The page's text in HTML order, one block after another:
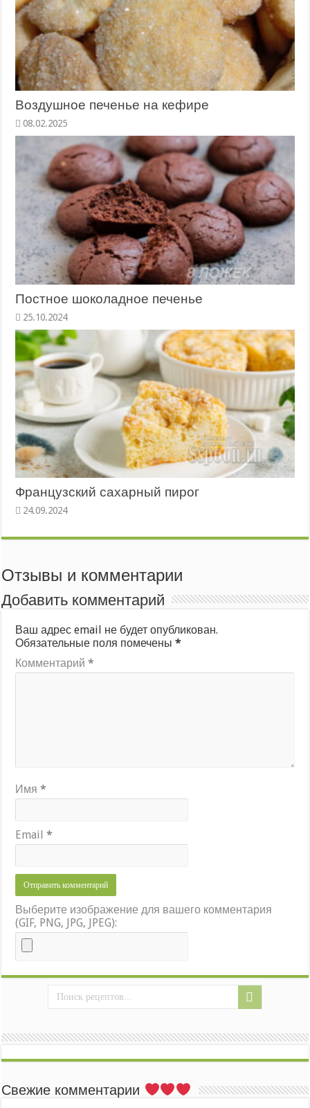
Воздушное печенье на кефире
Постное шоколадное печенье
Французский сахарный пирог
Отзывы и комментарии
Добавить комментарий
Ваш адрес email не будет опубликован.
Обязательные поля помечены*
Комментарий*
Имя*
Email*
Выберите изображение для вашего комментария
(GIF, PNG, JPG, JPEG):
Свежие комментарии